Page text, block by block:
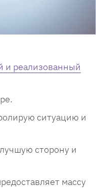
и реализованный
ситуацию и
сторону и
массу